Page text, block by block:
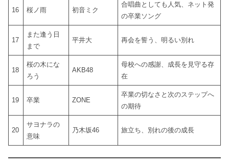
16 桜ノ雨 初音ミク
合唱曲としても人気、ネット発
の卒業ソング
17
また逢う日
まで
平井大 再会を誓う、明るい別れ
18
桜の木にな
ろう
AKB48
母校への感謝、成長を見守る存
在
19 卒業 ZONE
卒業の切なさと次のステップへ
の期待
20
サヨナラの
意味
乃木坂46 旅立ち、別れの後の成長